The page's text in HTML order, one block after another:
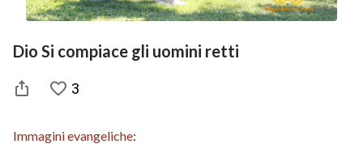
Dio Si compiace gli uomini retti
3
Immagini evangeliche: